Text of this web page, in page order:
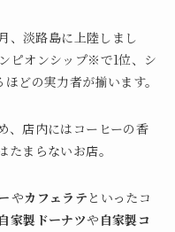
、淡路島に上陸しまし
ピオンシップ※で1位、シ
どの実力者が揃います。
、店内にはコーヒーの香
たまらないお店。
やカフェラテ といったコ
自家製ドーナツや 自家製コ